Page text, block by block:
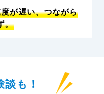
度が遅い、つながら
。
談も！